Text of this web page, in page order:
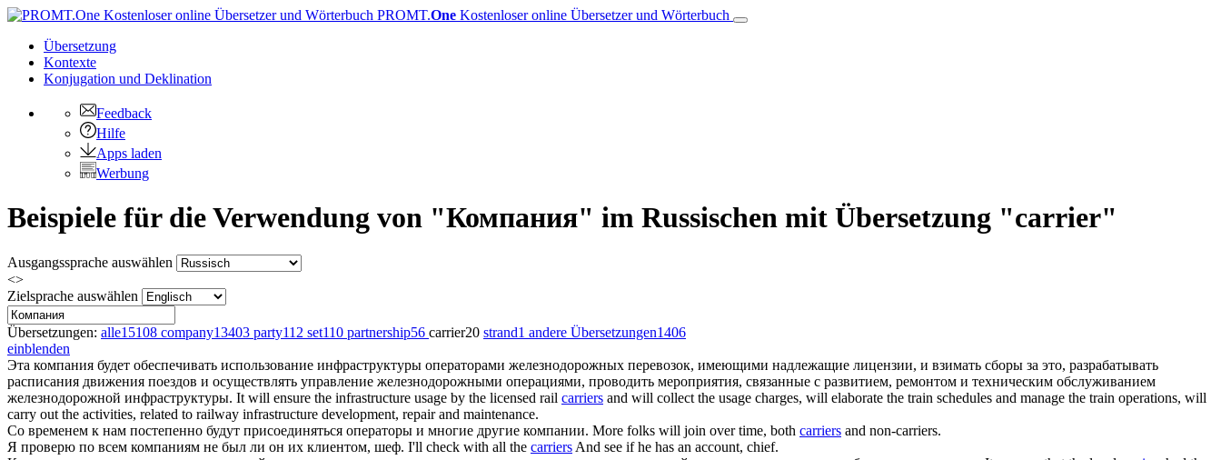
PROMT.One Kostenloser online Übersetzer und Wörterbuch
Übersetzung
Kontexte
Konjugation und Deklination
Feedback
Hilfe
Apps laden
Werbung
Beispiele für die Verwendung von "Компания" im Russischen mit Übersetzung "carrier"
Ausgangssprache auswählen
<>
Zielsprache auswählen
Übersetzungen: alle15108 company13403 party112 set110 partnership56 carrier20 strand1 andere Übersetzungen1406
einblenden
Эта компания будет обеспечивать использование инфраструктуры операторами железнодорожных перевозок, имеющими надлежащие лицензии, и взимать сборы за это, разрабатывать
расписания движения поездов и осуществлять управление железнодорожными операциями, проводить мероприятия, связанные с развитием, ремонтом и техническим обслуживанием
железнодорожной инфраструктуры. It will ensure the infrastructure usage by the licensed rail carriers and will collect the usage charges, will elaborate the train schedules and manage the train operations, will
carry out the activities, related to railway infrastructure development, repair and maintenance.
Со временем к нам постепенно будут присоединяться операторы и многие другие компании. More folks will join over time, both carriers and non-carriers.
Я проверю по всем компаниям не был ли он их клиентом, шеф. I'll check with all the carriers And see if he has an account, chief.